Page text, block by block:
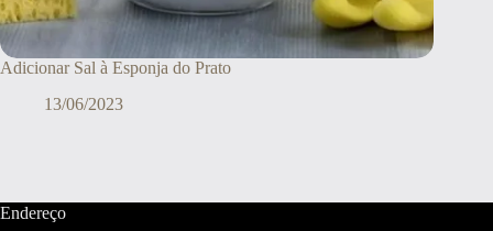
Adicionar Sal à Esponja do Prato
13/06/2023
Endereço